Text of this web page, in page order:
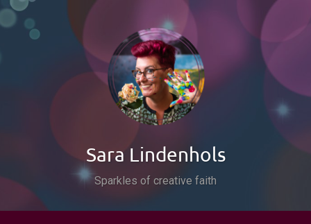
Naar
inhoud
Zoeken
Sara Lindenhols
Sparkles of creative faith